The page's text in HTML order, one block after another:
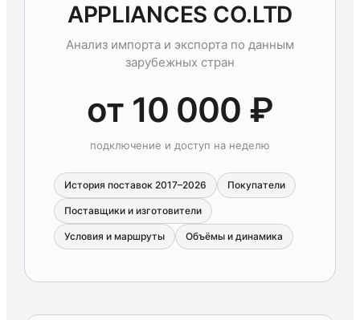
APPLIANCES CO.LTD
Анализ импорта и экспорта по данным
зарубежных стран
от 10 000 ₽
подключение и доступ на неделю
История поставок 2017–2026 Покупатели
Поставщики и изготовители
Условия и маршруты Объёмы и динамика